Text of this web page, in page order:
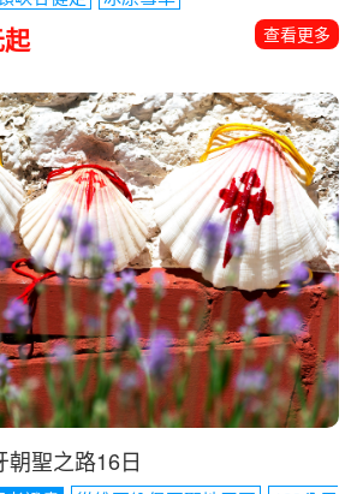
歐美紐澳推薦